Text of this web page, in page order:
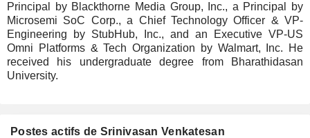
Principal by Blackthorne Media Group, Inc., a Principal by
Microsemi SoC Corp., a Chief Technology Officer & VP-
Engineering by StubHub, Inc., and an Executive VP-US
Omni Platforms & Tech Organization by Walmart, Inc. He
received his undergraduate degree from Bharathidasan
University.
Postes actifs de Srinivasan Venkatesan